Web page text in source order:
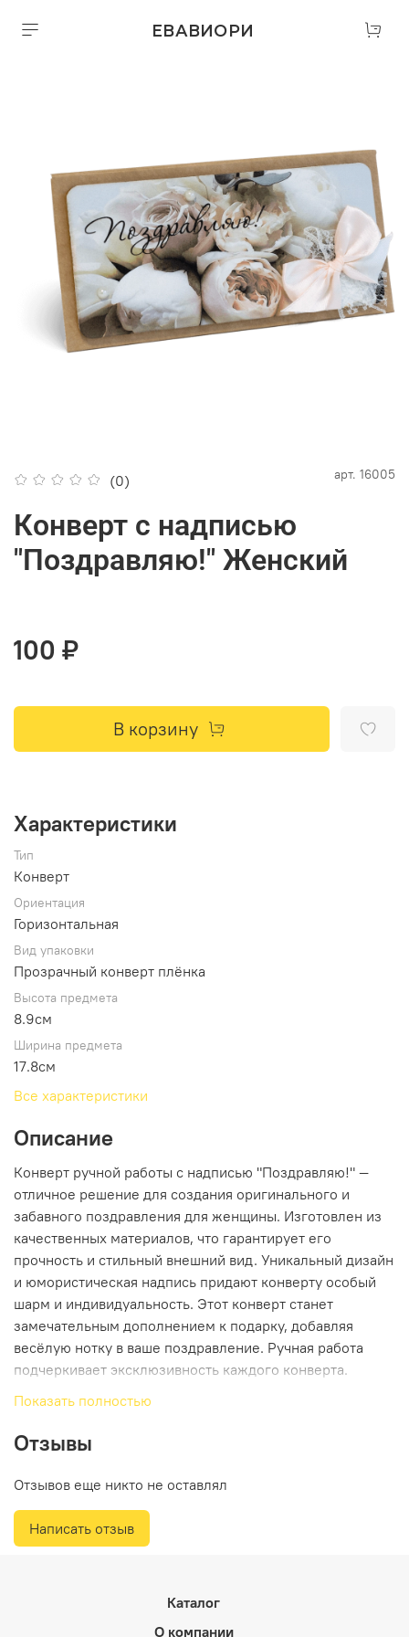
ЕВАВИОРИ
(0) арт. 16005
Конверт с надписью
"Поздравляю!" Женский
100 ₽
В корзину
Характеристики
Тип
Конверт
Ориентация
Горизонтальная
Вид упаковки
Прозрачный конверт плёнка
Высота предмета
8.9см
Ширина предмета
17.8см
Все характеристики
Описание
Конверт ручной работы с надписью "Поздравляю!" —
отличное решение для создания оригинального и
забавного поздравления для женщины. Изготовлен из
качественных материалов, что гарантирует его
прочность и стильный внешний вид. Уникальный дизайн
и юмористическая надпись придают конверту особый
шарм и индивидуальность. Этот конверт станет
замечательным дополнением к подарку, добавляя
весёлую нотку в ваше поздравление. Ручная работа
подчеркивает эксклюзивность каждого конверта.
Подарите улыбку и позитивные эмоции с этим
Показать полностью
Отзывы
Отзывов еще никто не оставлял
Написать отзыв
Каталог
О компании